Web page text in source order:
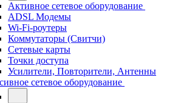
Активное сетевое оборудование
ADSL Модемы
Wi-Fi-роутеры
Коммутаторы (Свитчи)
Сетевые карты
Точки доступа
Усилители, Повторители, Антенны
сетевое оборудование